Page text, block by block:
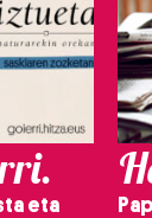
eta